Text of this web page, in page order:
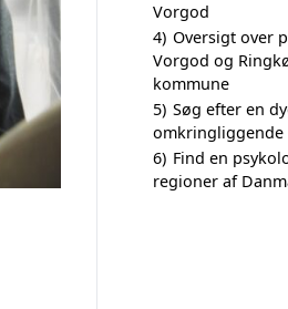
Vorgod
4) Oversigt over
Vorgod og
kommune
5) Søg efter en
omkringliggende
6) Find en
regioner af